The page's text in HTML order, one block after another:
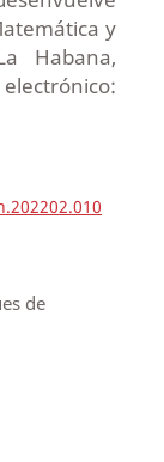
y
Habana,
de